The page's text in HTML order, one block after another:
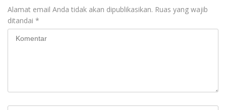
Alamat email Anda tidak akan dipublikasikan. Ruas yang wajib
ditandai *